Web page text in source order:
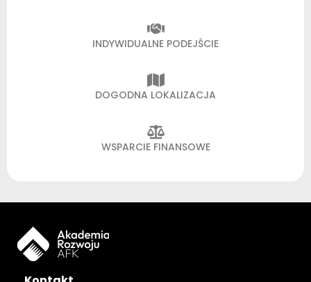
INDYWIDUALNE PODEJŚCIE
DOGODNA LOKALIZACJA
WSPARCIE FINANSOWE